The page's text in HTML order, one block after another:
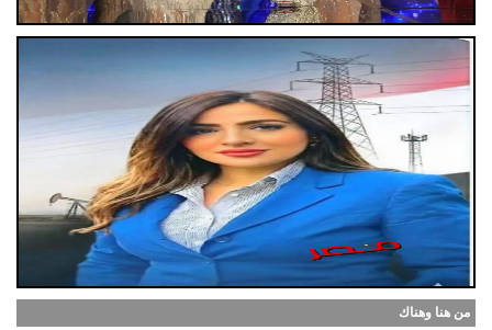
من هنا وهناك